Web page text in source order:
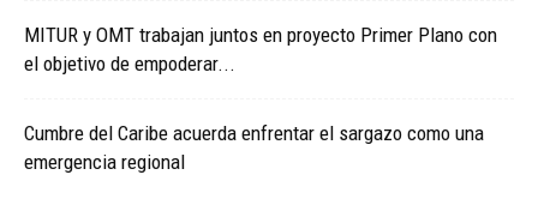
MITUR y OMT trabajan juntos en proyecto Primer Plano con
el objetivo de empoderar...
Cumbre del Caribe acuerda enfrentar el sargazo como una
emergencia regional